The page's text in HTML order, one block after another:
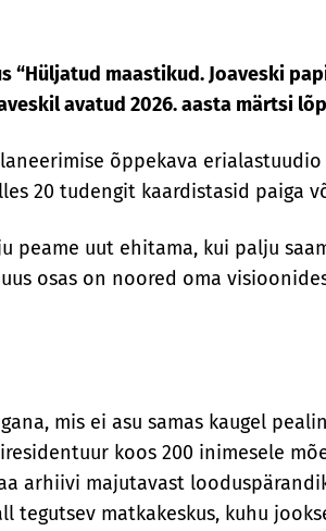
“Hüljatud maastikud. Joaveski
avatud 2026. aasta märtsi
õppekava
20 tudengit kaardistasid paiga
uut ehitama, kui palju
osas on noored oma
mis ei asu samas kaugel
koos 200 inimesele
arhiivi majutavast
matkakeskus, kuhu